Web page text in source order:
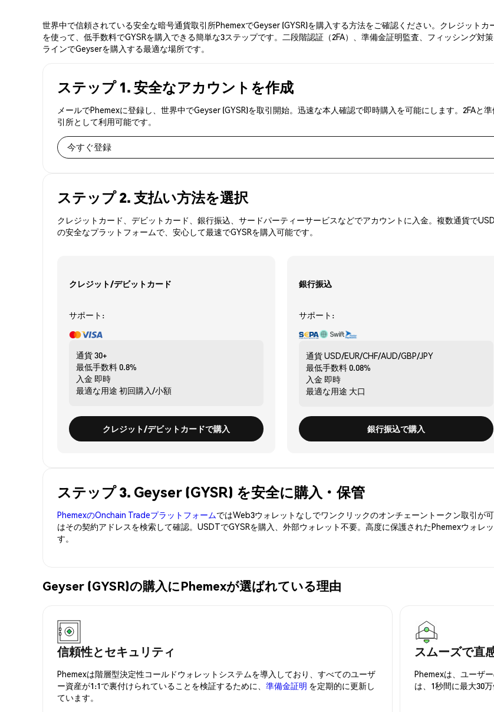
世界中で信頼されている安全な暗号通貨取引所PhemexでGeyser (GYSR)を購入する方法をご確認ください。クレジット
を使って、低手数料でGYSRを購入できる簡単な3ステップです。二段階認証（2FA）、準備金証明監査、フィッシング
ラインでGeyserを購入する最適な場所です。
ステップ 1. 安全なアカウントを作成
メールでPhemexに登録し、世界中でGeyser (GYSR)を取引開始。迅速な本人確認で即時購入を可能にします。2FA
引所として利用可能です。
今すぐ登録
ステップ 2. 支払い方法を選択
クレジットカード、デビットカード、銀行振込、サードパーティーサービスなどでアカウントに入金。複数通貨で
の安全なプラットフォームで、安心して最速でGYSRを購入可能です。
クレジット/デビットカード
サポート:
通貨30+
最低手数料0.8%
入金 即時
最適な用途 初回購入/小額
クレジット/デビットカードで購入
銀行振込
サポート:
通貨USD/EUR/CHF/AUD/GBP/JPY
最低手数料0.08%
入金 即時
最適な用途 大口
銀行振込で購入
ステップ 3. Geyser (GYSR) を安全に購入・保管
PhemexのOnchain TradeプラットフォームではWeb3ウォレットなしでワンクリックのオンチェーントークン取引が可
はその契約アドレスを検索して確認。USDTでGYSRを購入、外部ウォレット不要。高度に保護されたPhemexウォレ
す。
Geyser (GYSR)の購入にPhemexが選ばれている理由
信頼性とセキュリティ
Phemexは階層型決定性コールドウォレットシステムを導入しており、すべてのユーザ
ー資産が1:1で裏付けられていることを検証するために、 準備金証明 を定期的に更新し
ています。
スムーズで直
Phemexは、ユーザ
は、1秒間に最大30